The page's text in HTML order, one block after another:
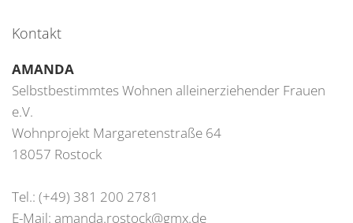
Kontakt
AMANDA
Selbstbestimmtes Wohnen alleinerziehender Frauen
e.V.
Wohnprojekt Margaretenstraße 64
18057 Rostock
Tel.: (+49) 381 200 2781
E-Mail: amanda.rostock@gmx.de